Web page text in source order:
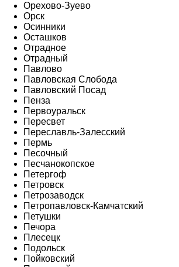
Орехово-Зуево
Орск
Осинники
Осташков
Отрадное
Отрадный
Павлово
Павловская Слобода
Павловский Посад
Пенза
Первоуральск
Пересвет
Переславль-Залесский
Пермь
Песочный
Песчанокопское
Петергоф
Петровск
Петрозаводск
Петропавловск-Камчатский
Петушки
Печора
Плесецк
Подольск
Пойковский